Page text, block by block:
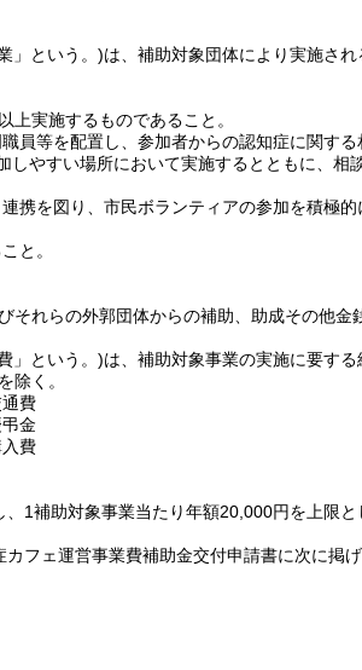
」という。)は、補助対象団体により実施され
上実施するものであること。
員等を配置し、参加者からの認知症に関する
やすい場所において実施するとともに、相
携を図り、市民ボランティアの参加を積極
と。
それらの外郭団体からの補助、助成その他金
」という。)は、補助対象事業の実施に要する
除く。
費
金
費
1補助対象事業当たり年額20,000円を上限と
フェ運営事業費補助金交付申請書に次に掲